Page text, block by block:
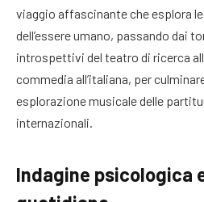
viaggio affascinante che esplora
dell’essere umano, passando dai
introspettivi del teatro di ricerca
commedia all’italiana, per
esplorazione musicale delle
internazionali.
Indagine psicologica